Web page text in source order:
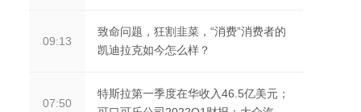
09:13
致命问题，狂割韭菜，“消费”消费者的
凯迪拉克如今怎么样？
07:50
特斯拉第一季度在华收入46.5亿美元；